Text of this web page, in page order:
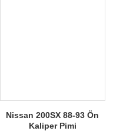
Nissan 200SX 88-93 Ön
Kaliper Pimi